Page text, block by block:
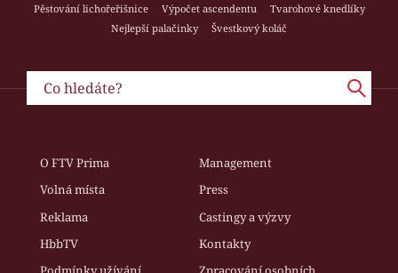
Pěstování lichořeřišnice
Výpočet ascendentu
Tvarohové knedlíky
Nejlepší palačinky
Švestkový koláč
O FTV Prima
Management
Volná místa
Press
Reklama
Castingy a výzvy
HbbTV
Kontakty